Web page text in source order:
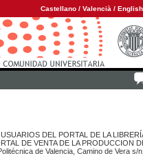
Castellano / Valencià / English
DEL PORTAL DE LA
DE VENTA DE LA PRODUCCION
de Valencia, Camino de Vera s/